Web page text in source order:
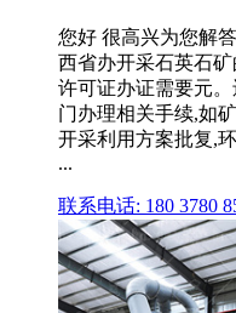
您好 很高兴为您解
西省办开采石英石
许可证办证需要元
门办理相关手续,如
开采利用方案批复,
...
联系电话: 180 3780